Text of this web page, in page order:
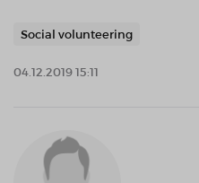
Social volunteering
04.12.2019 15:11